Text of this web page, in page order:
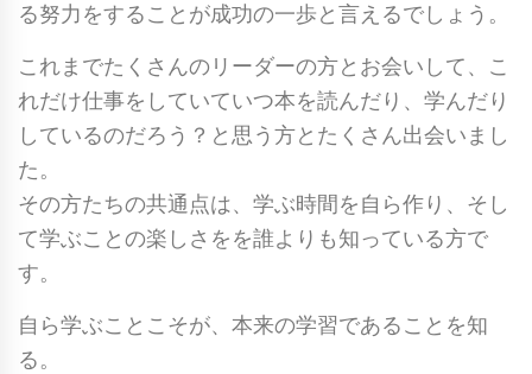
る努力をすることが成功の一歩と言えるでしょう。
これまでたくさんのリーダーの方とお会いして、こ
れだけ仕事をしていていつ本を読んだり、学んだり
しているのだろう？と思う方とたくさん出会いまし
た。
その方たちの共通点は、学ぶ時間を自ら作り、そし
て学ぶことの楽しさをを誰よりも知っている方で
す。
自ら学ぶことこそが、本来の学習であることを知
る。